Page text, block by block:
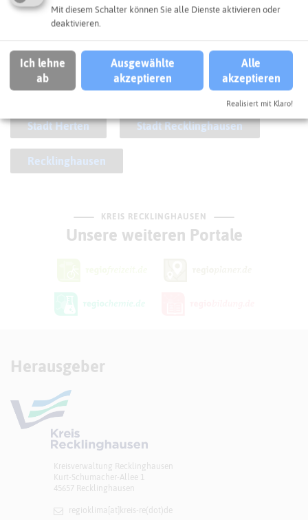
Kreis Recklinghausen
Radverkehr Stadt Dorsten
Stadt Gladbeck Stadt Haltern am See
Stadt Herten Stadt Recklinghausen
Recklinghausen
KREIS RECKLINGHAUSEN
Unsere weiteren Portale
Herausgeber
Kreisverwaltung Recklinghausen
Kurt-Schumacher-Allee 1
45657 Recklinghausen
regioklima[at]​kreis-re(dot)de
Mit diesem Schalter können Sie alle Dienste aktivieren oder
deaktivieren.
Ich lehne
ab
Ausgewählte
akzeptieren
Alle
akzeptieren
Realisiert mit Klaro!